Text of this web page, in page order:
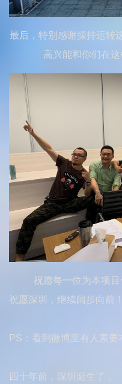
最后，特别感谢操持运转
高兴能和你们在这
祝愿每一位为本项目
祝愿深圳，继续阔步向前！
PS：看到微博里有人索要
四十年前，深圳诞生了，